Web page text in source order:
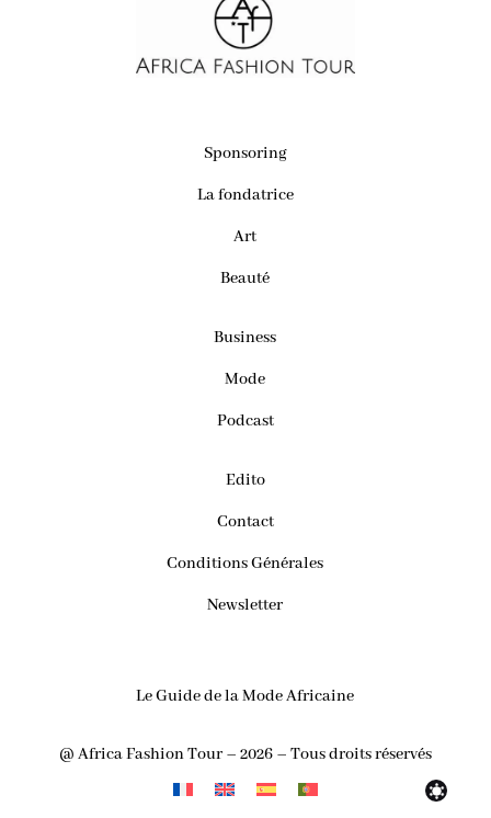
Sponsoring
La fondatrice
Art
Beauté
Business
Mode
Podcast
Edito
Contact
Conditions Générales
Newsletter
Le Guide de la Mode Africaine
@ Africa Fashion Tour – 2026 – Tous droits réservés